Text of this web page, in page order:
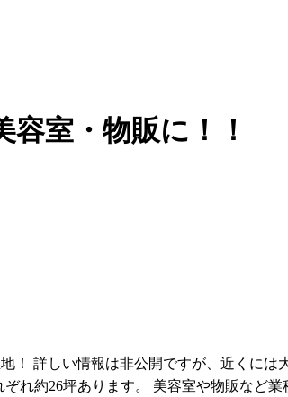
容室・物販に！！
！ 詳しい情報は非公開ですが、近くに
れ約26坪あります。 美容室や物販など